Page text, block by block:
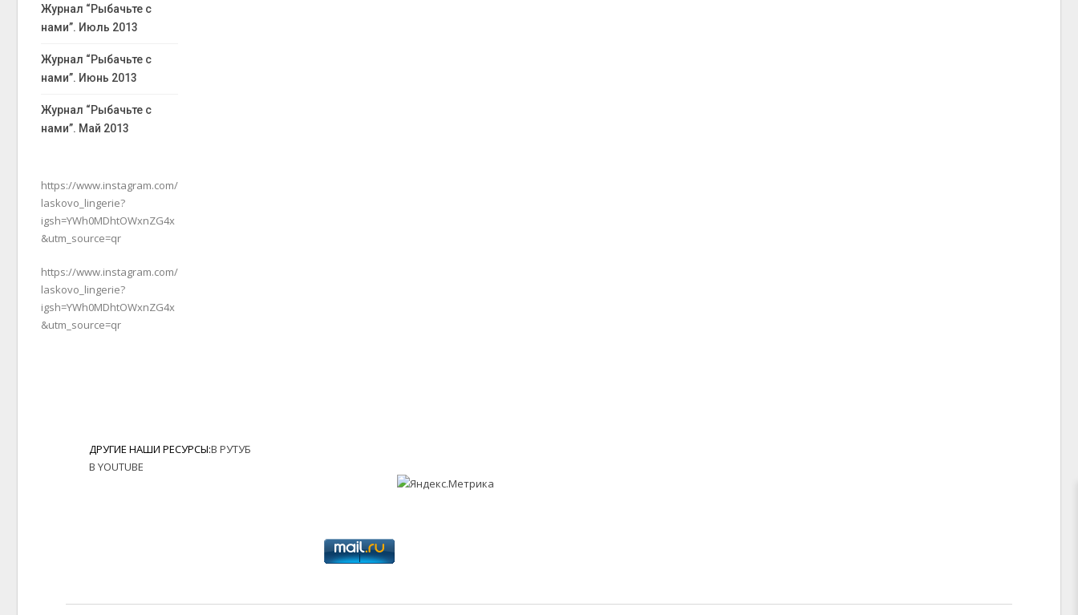
Журнал “Рыбачьте с
нами”. Июль 2013
Журнал “Рыбачьте с
нами”. Июнь 2013
Журнал “Рыбачьте с
нами”. Май 2013
https://www.instagram.com/
laskovo_lingerie?
igsh=YWh0MDhtOWxnZG4x
&utm_source=qr
https://www.instagram.com/
laskovo_lingerie?
igsh=YWh0MDhtOWxnZG4x
&utm_source=qr
ДРУГИЕ НАШИ РЕСУРСЫ:В РУТУБ
В YOUTUBE